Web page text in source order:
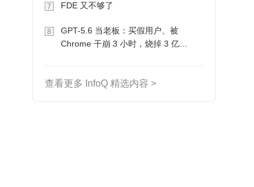
7 FDE 又不够了
8
GPT-5.6 当老板：买假用户、被
Chrome 干崩 3 小时，烧掉 3 亿
查看更多 InfoQ 精选内容 >